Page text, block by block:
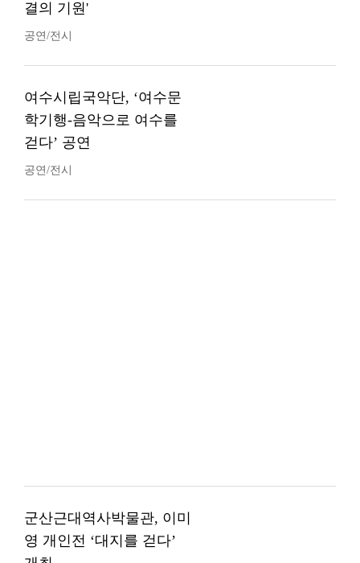
결의 기원'
공연/전시
여수시립국악단, ‘여수문
학기행-음악으로 여수를
걷다’ 공연
공연/전시
군산근대역사박물관, 이미
영 개인전 ‘대지를 걷다’